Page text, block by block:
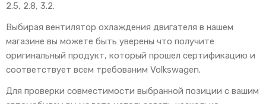
2.5, 2.8, 3.2.
Выбирая вентилятор охлаждения двигателя в нашем
магазине вы можете быть уверены что получите
оригинальный продукт, который прошел сертификацию и
соответствует всем требованим Volkswagen.
Для проверки совместимости выбранной позиции с вашим